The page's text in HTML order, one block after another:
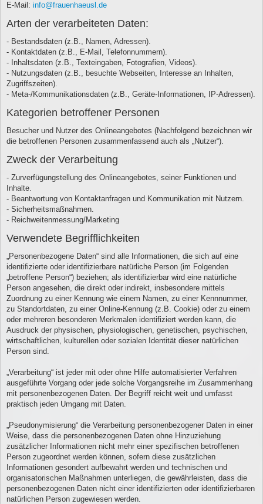
E-Mail: info@frauenhaeusl.de
Arten der verarbeiteten Daten:
- Bestandsdaten (z.B., Namen, Adressen).
- Kontaktdaten (z.B., E-Mail, Telefonnummern).
- Inhaltsdaten (z.B., Texteingaben, Fotografien, Videos).
- Nutzungsdaten (z.B., besuchte Webseiten, Interesse an Inhalten,
Zugriffszeiten).
- Meta-/Kommunikationsdaten (z.B., Geräte-Informationen, IP-Adressen).
Kategorien betroffener Personen
Besucher und Nutzer des Onlineangebotes (Nachfolgend bezeichnen wir
die betroffenen Personen zusammenfassend auch als „Nutzer“).
Zweck der Verarbeitung
- Zurverfügungstellung des Onlineangebotes, seiner Funktionen und
Inhalte.
- Beantwortung von Kontaktanfragen und Kommunikation mit Nutzern.
- Sicherheitsmaßnahmen.
- Reichweitenmessung/Marketing
Verwendete Begrifflichkeiten
„Personenbezogene Daten“ sind alle Informationen, die sich auf eine
identifizierte oder identifizierbare natürliche Person (im Folgenden
„betroffene Person“) beziehen; als identifizierbar wird eine natürliche
Person angesehen, die direkt oder indirekt, insbesondere mittels
Zuordnung zu einer Kennung wie einem Namen, zu einer Kennnummer,
zu Standortdaten, zu einer Online-Kennung (z.B. Cookie) oder zu einem
oder mehreren besonderen Merkmalen identifiziert werden kann, die
Ausdruck der physischen, physiologischen, genetischen, psychischen,
wirtschaftlichen, kulturellen oder sozialen Identität dieser natürlichen
Person sind.
„Verarbeitung“ ist jeder mit oder ohne Hilfe automatisierter Verfahren
ausgeführte Vorgang oder jede solche Vorgangsreihe im Zusammenhang
mit personenbezogenen Daten. Der Begriff reicht weit und umfasst
praktisch jeden Umgang mit Daten.
„Pseudonymisierung“ die Verarbeitung personenbezogener Daten in einer
Weise, dass die personenbezogenen Daten ohne Hinzuziehung
zusätzlicher Informationen nicht mehr einer spezifischen betroffenen
Person zugeordnet werden können, sofern diese zusätzlichen
Informationen gesondert aufbewahrt werden und technischen und
organisatorischen Maßnahmen unterliegen, die gewährleisten, dass die
personenbezogenen Daten nicht einer identifizierten oder identifizierbaren
natürlichen Person zugewiesen werden.